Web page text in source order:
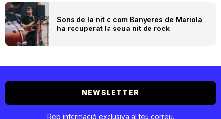
Sons de la nit o com Banyeres de Mariola
ha recuperat la seua nit de rock
NEWSLETTER
Rep informació exclusiva al teu correu.